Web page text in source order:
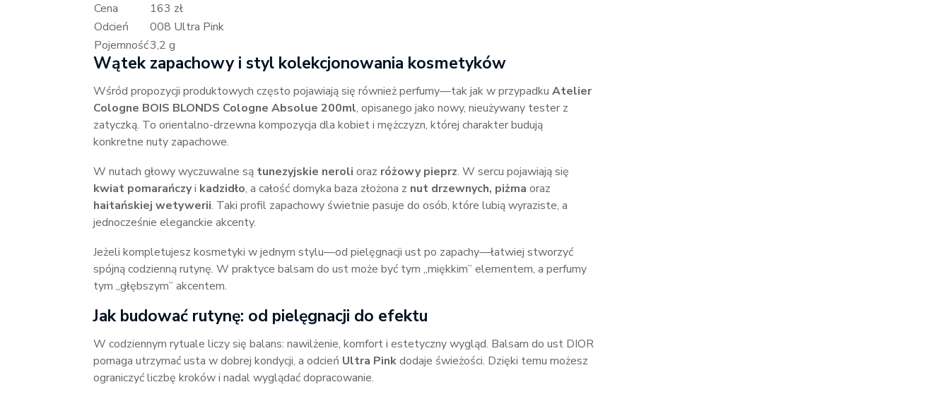
Cena
163 zł
Odcień
008 Ultra Pink
Pojemność3,2 g
Wątek zapachowy i styl kolekcjonowania kosmetyków
Wśród propozycji produktowych często pojawiają się również perfumy—tak jak w przypadku Atelier
Cologne BOIS BLONDS Cologne Absolue 200ml, opisanego jako nowy, nieużywany tester z
zatyczką. To orientalno-drzewna kompozycja dla kobiet i mężczyzn, której charakter budują
konkretne nuty zapachowe.
W nutach głowy wyczuwalne są tunezyjskie neroli oraz różowy pieprz. W sercu pojawiają się
kwiat pomarańczyi kadzidło, a całość domyka baza złożona z nut drzewnych, piżma oraz
haitańskiej wetywerii. Taki profil zapachowy świetnie pasuje do osób, które lubią wyraziste, a
jednocześnie eleganckie akcenty.
Jeżeli kompletujesz kosmetyki w jednym stylu—od pielęgnacji ust po zapachy—łatwiej stworzyć
spójną codzienną rutynę. W praktyce balsam do ust może być tym „miękkim” elementem, a perfumy
tym „głębszym” akcentem.
Jak budować rutynę: od pielęgnacji do efektu
W codziennym rytuale liczy się balans: nawilżenie, komfort i estetyczny wygląd. Balsam do ust DIOR
pomaga utrzymać usta w dobrej kondycji, a odcień Ultra Pinkdodaje świeżości. Dzięki temu możesz
ograniczyć liczbę kroków i nadal wyglądać dopracowanie.